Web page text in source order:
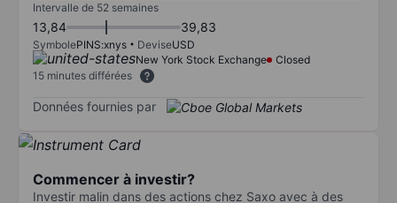
Intervalle de 52 semaines
13,84 39,83
SymbolePINS:xnys DeviseUSD
New York Stock Exchange
Closed
15 minutes différées
Données fournies par
Commencer à investir?
Investir malin dans des actions chez Saxo avec à des